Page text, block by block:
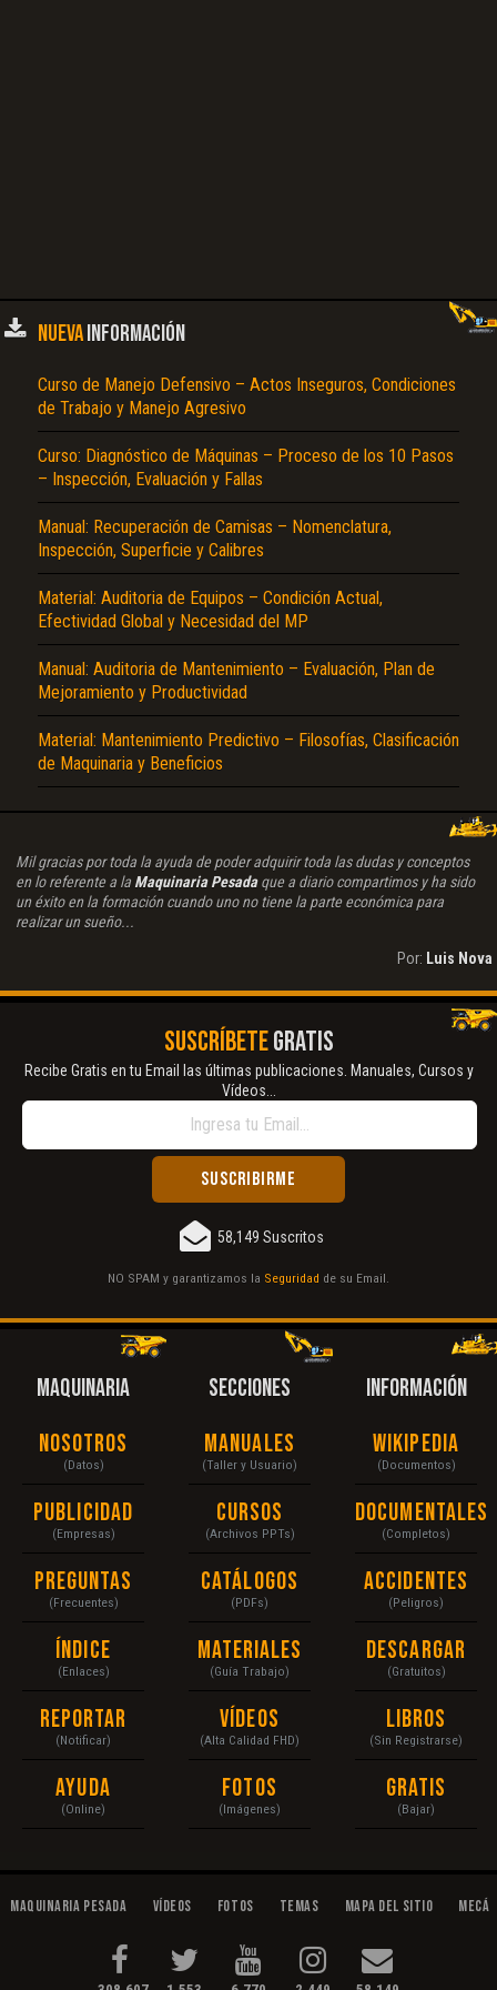
NUEVAINFORMACIÓN
Curso de Manejo Defensivo – Actos Inseguros, Condiciones
de Trabajo y Manejo Agresivo
Curso: Diagnóstico de Máquinas – Proceso de los 10 Pasos
– Inspección, Evaluación y Fallas
Manual: Recuperación de Camisas – Nomenclatura,
Inspección, Superficie y Calibres
Material: Auditoria de Equipos – Condición Actual,
Efectividad Global y Necesidad del MP
Manual: Auditoria de Mantenimiento – Evaluación, Plan de
Mejoramiento y Productividad
Material: Mantenimiento Predictivo – Filosofías, Clasificación
de Maquinaria y Beneficios
Mil gracias por toda la ayuda de poder adquirir toda las dudas y conceptos
en lo referente a la Maquinaria Pesadaque a diario compartimos y ha sido
un éxito en la formación cuando uno no tiene la parte económica para
realizar un sueño...
Por: Luis Nova
SUSCRÍBETEGRATIS
Recibe Gratis en tu Email las últimas publicaciones. Manuales, Cursos y
Vídeos...
58,149 Suscritos
NO SPAM y garantizamos la Seguridad de su Email.
MAQUINARIA
Nosotros
(Datos)
Publicidad
(Empresas)
Preguntas
(Frecuentes)
Índice
(Enlaces)
Reportar
(Notificar)
Ayuda
(Online)
SECCIONES
Manuales
(Taller y Usuario)
Cursos
(Archivos PPTs)
Catálogos
(PDFs)
Materiales
(Guía Trabajo)
Vídeos
(Alta Calidad FHD)
Fotos
(Imágenes)
INFORMACIÓN
Wikipedia
(Documentos)
Documentales
(Completos)
Accidentes
(Peligros)
Descargar
(Gratuitos)
Libros
(Sin Registrarse)
Gratis
(Bajar)
Maquinaria Pesada Vídeos Fotos Temas Mapa del Sitio